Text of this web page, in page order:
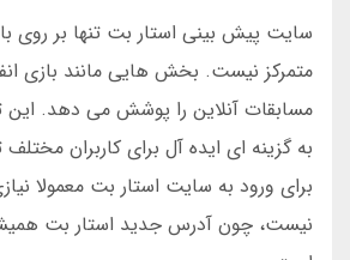
سایت پیش بینی استار بت تنها بر روی
متمرکز نیست. بخش هایی مانند بازی
مسابقات آنلاین را پوشش می دهد. این
به گزینه ای ایده آل برای کاربران
برای ورود به سایت استار بت معمولا
نیست، چون آدرس جدید استار بت